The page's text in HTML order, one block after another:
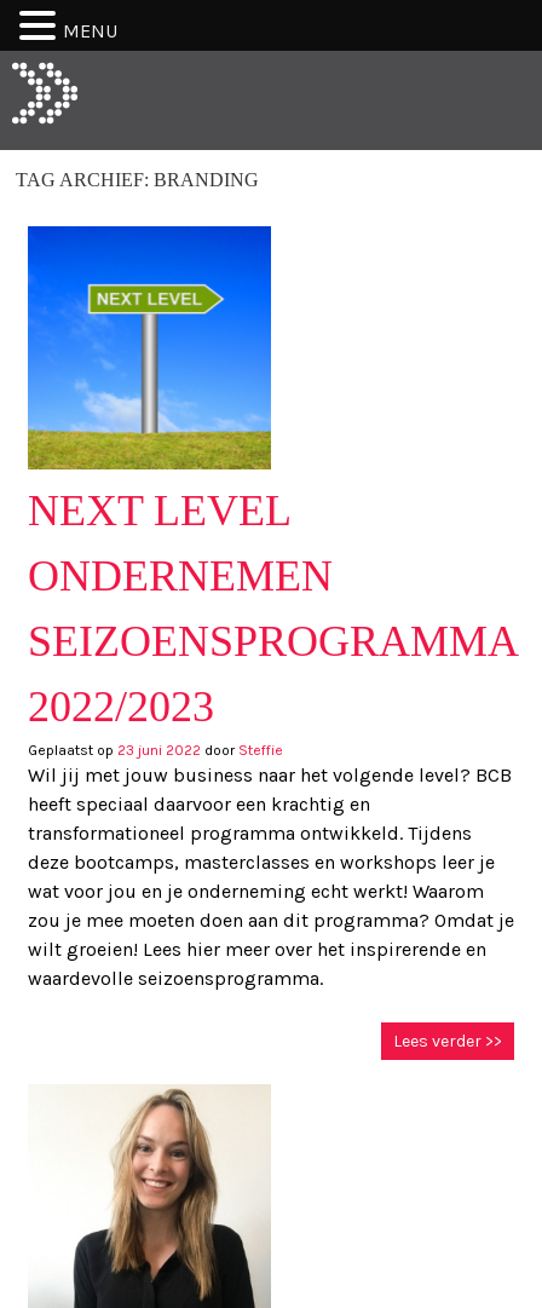
TAG ARCHIEF: BRANDING
NEXT LEVEL
ONDERNEMEN
SEIZOENSPROGRAMMA
2022/2023
Geplaatst op 23 juni 2022 door Steffie
Wil jij met jouw business naar het volgende level? BCB
heeft speciaal daarvoor een krachtig en
transformationeel programma ontwikkeld. Tijdens
deze bootcamps, masterclasses en workshops leer je
wat voor jou en je onderneming echt werkt! Waarom
zou je mee moeten doen aan dit programma? Omdat je
wilt groeien! Lees hier meer over het inspirerende en
waardevolle seizoensprogramma.
Lees verder >>
MENU